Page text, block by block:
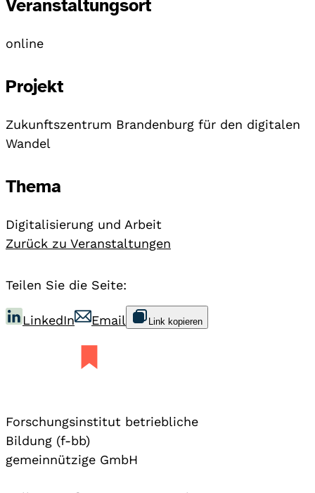
Veranstaltungsort
online
Projekt
Zukunftszentrum Brandenburg für den digitalen
Wandel
Thema
Digitalisierung und Arbeit
Zurück zu Veranstaltungen
Teilen Sie die Seite:
LinkedIn Email Link kopieren
Forschungsinstitut betriebliche
Bildung (f-bb)
gemeinnützige GmbH